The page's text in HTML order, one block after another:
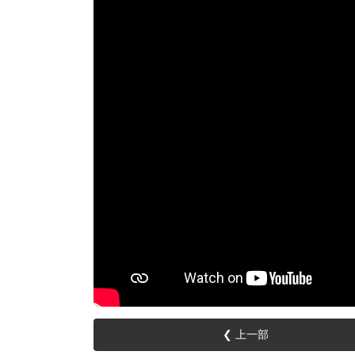
❮ 上一部